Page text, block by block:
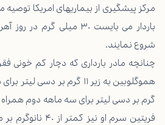
مرکز پیشگیری از بیماریهای امریکا
باردار می بایست ۳۰ میلی
شروع نمایند.
چنانچه مادر بارداری که دچار کم خونی
گرم بر دسی لیتر برای سه ماهه دوم
فریتین سرم او نیز